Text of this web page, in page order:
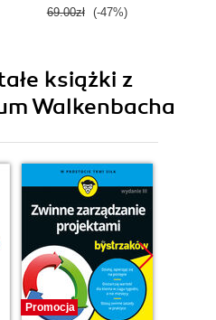
69.00zł (-47%)
książki z
Walkenbacha
Promocja